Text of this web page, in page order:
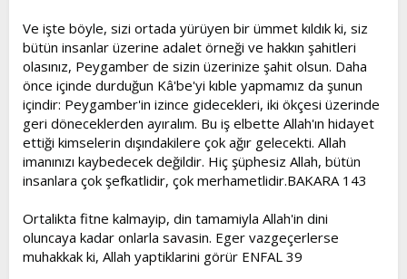
Ve işte böyle, sizi ortada yürüyen bir ümmet kıldık ki, siz
bütün insanlar üzerine adalet örneği ve hakkın şahitleri
olasınız, Peygamber de sizin üzerinize şahit olsun. Daha
önce içinde durduğun Kâ'be'yi kıble yapmamız da şunun
içindir: Peygamber'in izince gidecekleri, iki ökçesi üzerinde
geri döneceklerden ayıralım. Bu iş elbette Allah'ın hidayet
ettiği kimselerin dışındakilere çok ağır gelecekti. Allah
imanınızı kaybedecek değildir. Hiç şüphesiz Allah, bütün
insanlara çok şefkatlidir, çok merhametlidir.BAKARA 143
Ortalikta fitne kalmayip, din tamamiyla Allah'in dini
oluncaya kadar onlarla savasin. Eger vazgeçerlerse
muhakkak ki, Allah yaptiklarini görür ENFAL 39